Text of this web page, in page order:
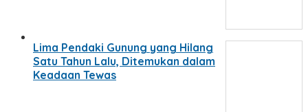
Lima Pendaki Gunung yang Hilang
Satu Tahun Lalu, Ditemukan dalam
Keadaan Tewas